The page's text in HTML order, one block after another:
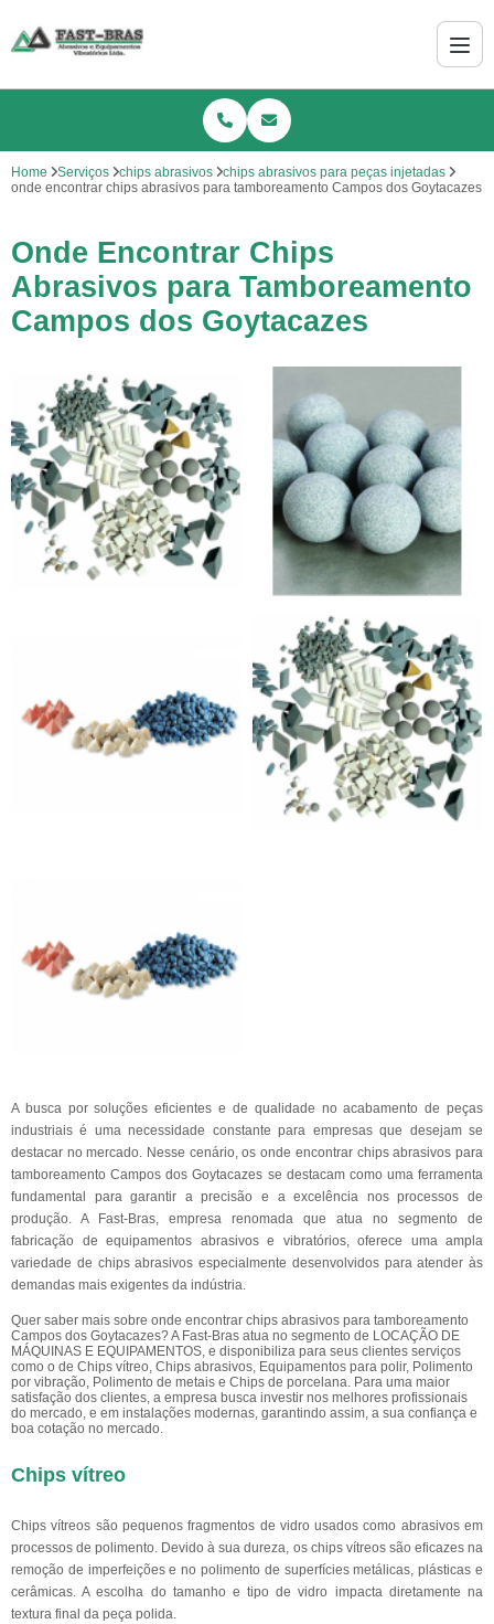
Home Serviços chips abrasivos
chips abrasivos para peças injetadas
onde encontrar chips abrasivos para tamboreamento Campos dos Goytacazes
Onde Encontrar Chips
Abrasivos para Tamboreamento
Campos dos Goytacazes
A busca por soluções eficientes e de qualidade no acabamento de peças
industriais é uma necessidade constante para empresas que desejam se
destacar no mercado. Nesse cenário, os onde encontrar chips abrasivos para
tamboreamento Campos dos Goytacazes se destacam como uma ferramenta
fundamental para garantir a precisão e a excelência nos processos de
produção. A Fast-Bras, empresa renomada que atua no segmento de
fabricação de equipamentos abrasivos e vibratórios, oferece uma ampla
variedade de chips abrasivos especialmente desenvolvidos para atender às
demandas mais exigentes da indústria.
Quer saber mais sobre onde encontrar chips abrasivos para tamboreamento
Campos dos Goytacazes? A Fast-Bras atua no segmento de LOCAÇÃO DE
MÁQUINAS E EQUIPAMENTOS, e disponibiliza para seus clientes serviços
como o de Chips vítreo, Chips abrasivos, Equipamentos para polir, Polimento
por vibração, Polimento de metais e Chips de porcelana. Para uma maior
satisfação dos clientes, a empresa busca investir nos melhores profissionais
do mercado, e em instalações modernas, garantindo assim, a sua confiança e
boa cotação no mercado.
Chips vítreo
Chips vítreos são pequenos fragmentos de vidro usados como abrasivos em
processos de polimento. Devido à sua dureza, os chips vítreos são eficazes na
remoção de imperfeições e no polimento de superfícies metálicas, plásticas e
cerâmicas. A escolha do tamanho e tipo de vidro impacta diretamente na
textura final da peça polida.